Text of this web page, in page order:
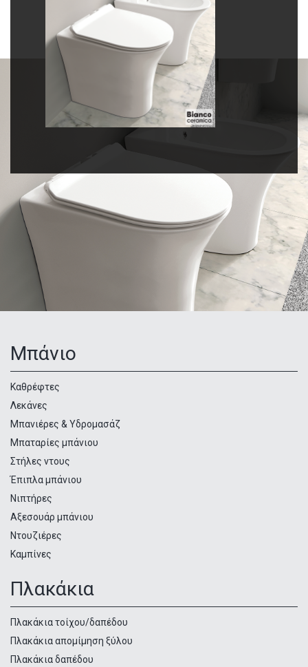
Κατηγορίες
προϊόντων
Μπάνιο
Καθρέφτες
Λεκάνες
Μπανιέρες & Υδρομασάζ
Μπαταρίες μπάνιου
Στήλες ντους
Έπιπλα μπάνιου
Νιπτήρες
Αξεσουάρ μπάνιου
Ντουζιέρες
Καμπίνες
Πλακάκια
Πλακάκια τοίχου/δαπέδου
Πλακάκια απομίμηση ξύλου
Πλακάκια δαπέδου